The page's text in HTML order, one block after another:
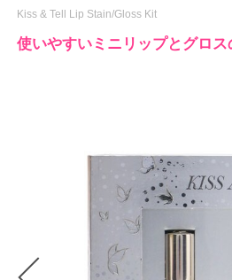
Kiss & Tell Lip Stain/Gloss Kit
使いやすいミニリップとグロス